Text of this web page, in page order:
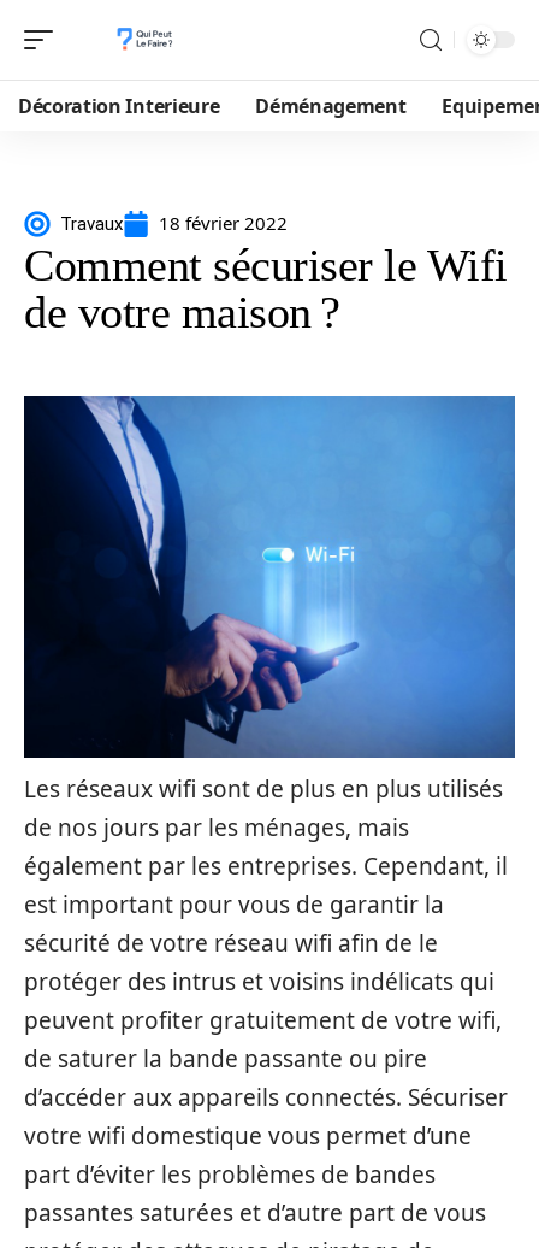
Décoration Interieure Déménagement
Travaux 18 février 2022
Comment sécuriser le Wifi
de votre maison ?
Les réseaux wifi sont de plus en plus utilisés
de nos jours par les ménages, mais
également par les entreprises. Cependant, il
est important pour vous de garantir la
sécurité de votre réseau wifi afin de le
protéger des intrus et voisins indélicats qui
peuvent profiter gratuitement de votre wifi,
de saturer la bande passante ou pire
d’accéder aux appareils connectés. Sécuriser
votre wifi domestique vous permet d’une
part d’éviter les problèmes de bandes
passantes saturées et d’autre part de vous